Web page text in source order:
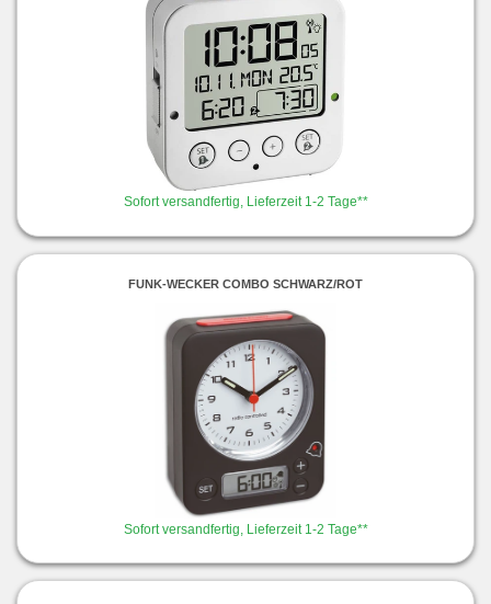
Sofort versandfertig, Lieferzeit 1-2 Tage**
FUNK-WECKER COMBO SCHWARZ/ROT
Sofort versandfertig, Lieferzeit 1-2 Tage**